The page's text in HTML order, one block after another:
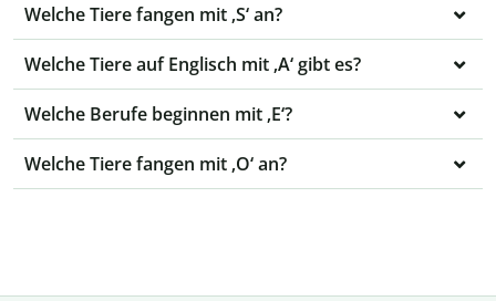
Welche Tiere fangen mit ‚S‘ an?
Welche Tiere auf Englisch mit ‚A‘ gibt es?
Welche Berufe beginnen mit ‚E‘?
Welche Tiere fangen mit ‚O‘ an?